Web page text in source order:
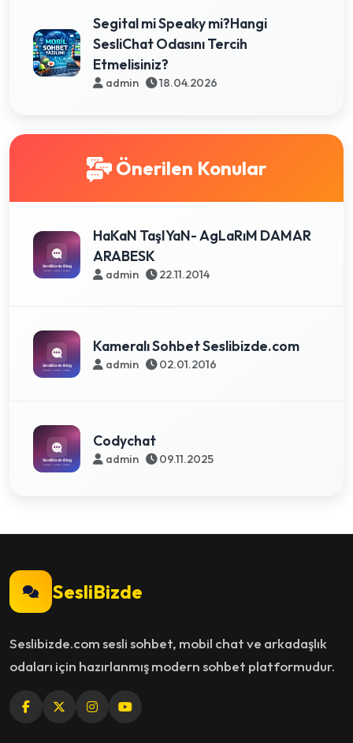
Segital mi Speaky mi?Hangi
SesliChat Odasını Tercih
Etmelisiniz?
admin 18.04.2026
Önerilen Konular
HaKaN TaşIYaN- AgLaRıM DAMAR
ARABESK
admin 22.11.2014
Kameralı Sohbet Seslibizde.com
admin 02.01.2016
Codychat
admin 09.11.2025
SesliBizde
Seslibizde.com sesli sohbet, mobil chat ve arkadaşlık
odaları için hazırlanmış modern sohbet platformudur.